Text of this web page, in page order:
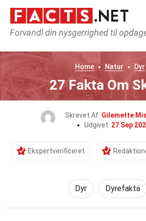
Forvandl din nysgerrighed til
Home Natur Dyr
27 Fakta Om
Skrevet Af: Gilemette
Udgivet: 27 Sep
Ekspertverificeret
Dyr Dyrefakta